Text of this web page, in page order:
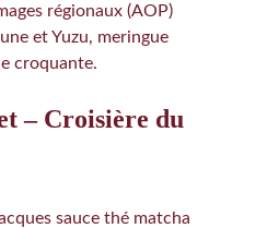
régionaux (AOP)
et Yuzu, meringue
croquante.
– Croisière du
sauce thé matcha